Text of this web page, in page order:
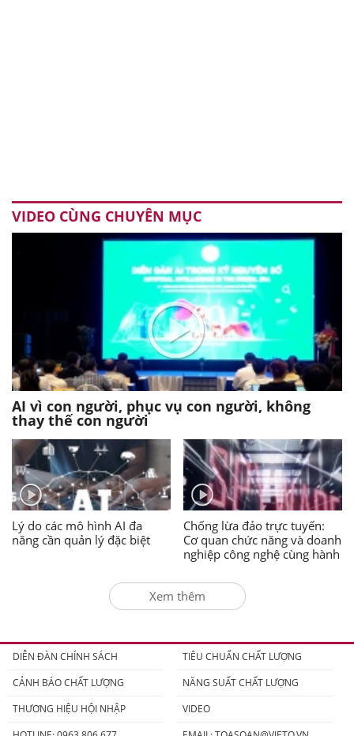
VIDEO CÙNG CHUYÊN MỤC
AI vì con người, phục vụ con người, không
thay thế con người
Lý do các mô hình AI đa
năng cần quản lý đặc biệt
Chống lừa đảo trực tuyến:
Cơ quan chức năng và doanh
nghiệp công nghệ cùng hành
Xem thêm
DIỄN ĐÀN CHÍNH SÁCH
TIÊU CHUẨN CHẤT LƯỢNG
CẢNH BÁO CHẤT LƯỢNG
NĂNG SUẤT CHẤT LƯỢNG
THƯƠNG HIỆU HỘI NHẬP
VIDEO